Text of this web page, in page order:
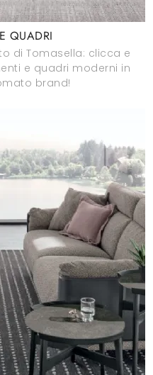
QUADRI
di Tomasella: clicca e
e quadri moderni in
brand!